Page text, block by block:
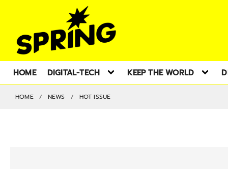
HOME DIGITAL-TECH KEEP THE WORLD
HOME NEWS HOT ISSUE